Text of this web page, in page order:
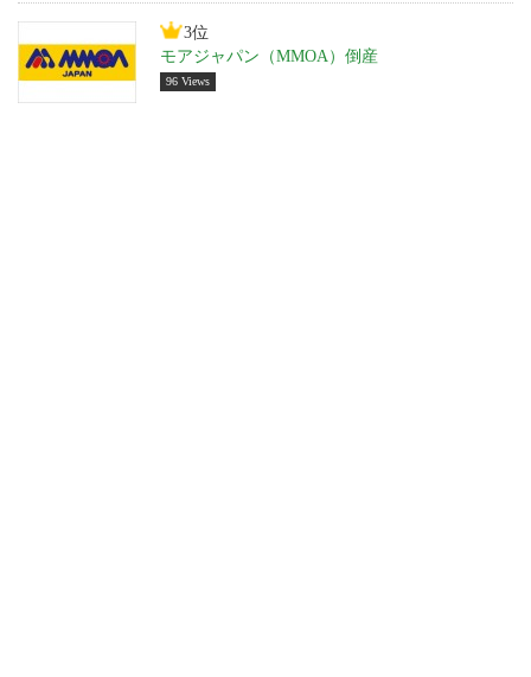
3位
モアジャパン（MMOA）倒産
96 Views